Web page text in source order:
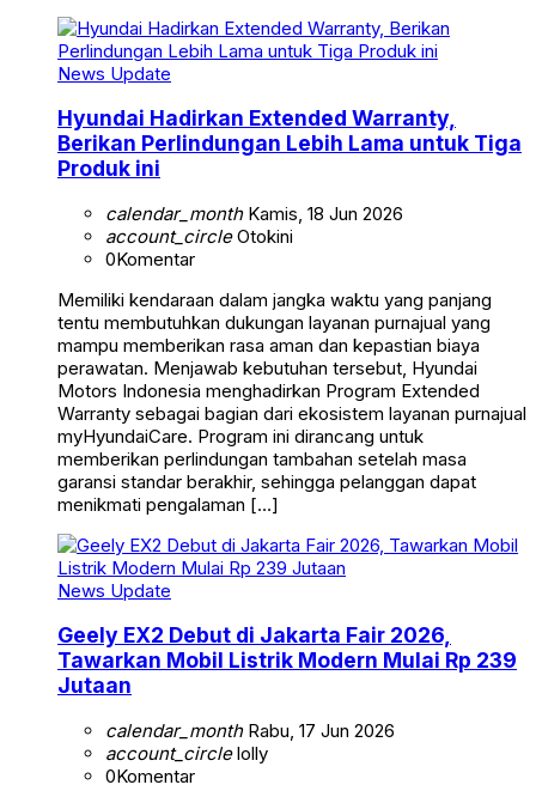
News Update
Hyundai Hadirkan Extended Warranty,
Berikan Perlindungan Lebih Lama untuk Tiga
Produk ini
calendar_monthKamis, 18 Jun 2026
account_circleOtokini
0Komentar
Memiliki kendaraan dalam jangka waktu yang panjang
tentu membutuhkan dukungan layanan purnajual yang
mampu memberikan rasa aman dan kepastian biaya
perawatan. Menjawab kebutuhan tersebut, Hyundai
Motors Indonesia menghadirkan Program Extended
Warranty sebagai bagian dari ekosistem layanan purnajual
myHyundaiCare. Program ini dirancang untuk
memberikan perlindungan tambahan setelah masa
garansi standar berakhir, sehingga pelanggan dapat
menikmati pengalaman […]
News Update
Geely EX2 Debut di Jakarta Fair 2026,
Tawarkan Mobil Listrik Modern Mulai Rp 239
Jutaan
calendar_monthRabu, 17 Jun 2026
account_circlelolly
0Komentar